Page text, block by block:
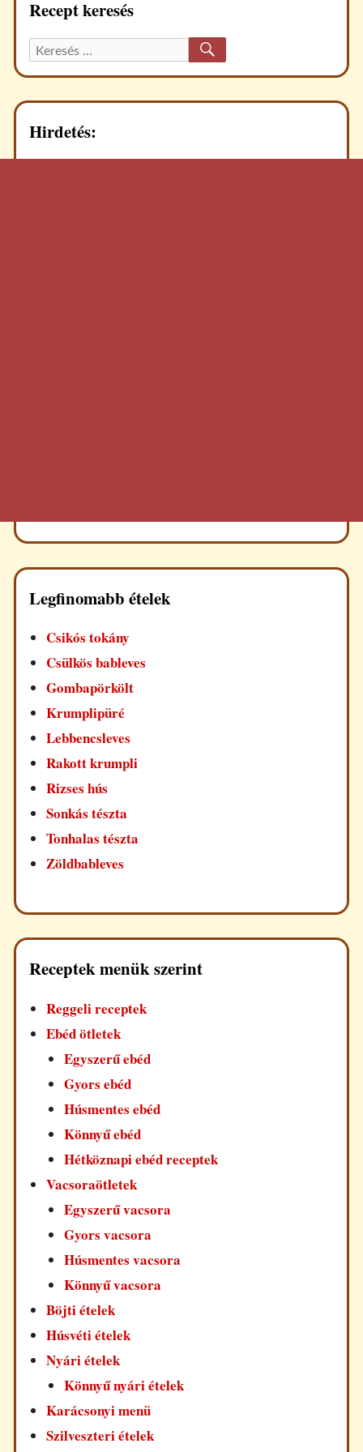
Recept keresés
Keresett
recept:
Hirdetés:
Legfinomabb ételek
Csikós tokány
Csülkös bableves
Gombapörkölt
Krumplipüré
Lebbencsleves
Rakott krumpli
Rizses hús
Sonkás tészta
Tonhalas tészta
Zöldbableves
Receptek menük szerint
Reggeli receptek
Ebéd ötletek
Egyszerű ebéd
Gyors ebéd
Húsmentes ebéd
Könnyű ebéd
Hétköznapi ebéd receptek
Vacsoraötletek
Egyszerű vacsora
Gyors vacsora
Húsmentes vacsora
Könnyű vacsora
Böjti ételek
Húsvéti ételek
Nyári ételek
Könnyű nyári ételek
Karácsonyi menü
Szilveszteri ételek